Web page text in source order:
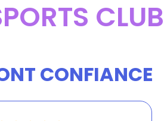
CLUB
CONFIANCE